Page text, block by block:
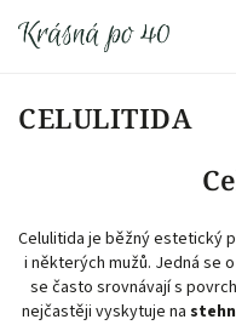
CELULITIDA
Celulitida je běžný estetický
i některých mužů. Jedná se
se často srovnávají s
nejčastěji vyskytuje na